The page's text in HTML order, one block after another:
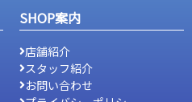
SHOP案内
店舗紹介
スタッフ紹介
お問い合わせ